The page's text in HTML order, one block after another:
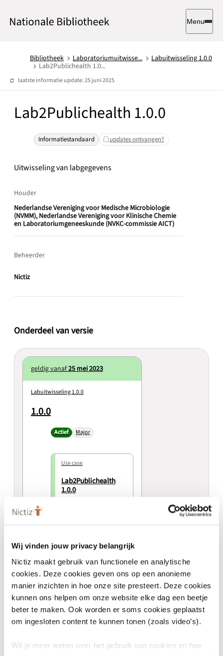
Wij vinden jouw privacy belangrijk
Nictiz maakt gebruik van functionele en analytische
cookies. Deze cookies geven ons op een anonieme
manier inzichten in hoe onze site presteert. Deze cookies
kunnen ons helpen om onze website elke dag een beetje
beter te maken. Ook worden er soms cookies geplaatst
om ingesloten content te kunnen tonen (zoals video’s).
Wil je meer weten over het gebruik van cookies en hoe
Menu
Bibliotheek Laboratoriumuitwisse...
Labuitwisseling 1.0.0
Lab2Publichealth 1.0...
laatste informatie update: 25 juni 2025
Lab2Publichealth 1.0.0
Informatiestandaard updates ontvangen?
Uitwisseling van labgegevens
Houder
Nederlandse Vereniging voor Medische Microbiologie
(NVMM), Nederlandse Vereniging voor Klinische Chemie
en Laboratoriumgeneeskunde (NVKC-commissie AICT)
Beheerder
Nictiz
Onderdeel van versie
geldig vanaf25 mei 2023
Labuitwisseling 1.0.0
1.0.0
Actief Major
Use case
Lab2Publichealth
1.0.0
Algemeen
1.0.0